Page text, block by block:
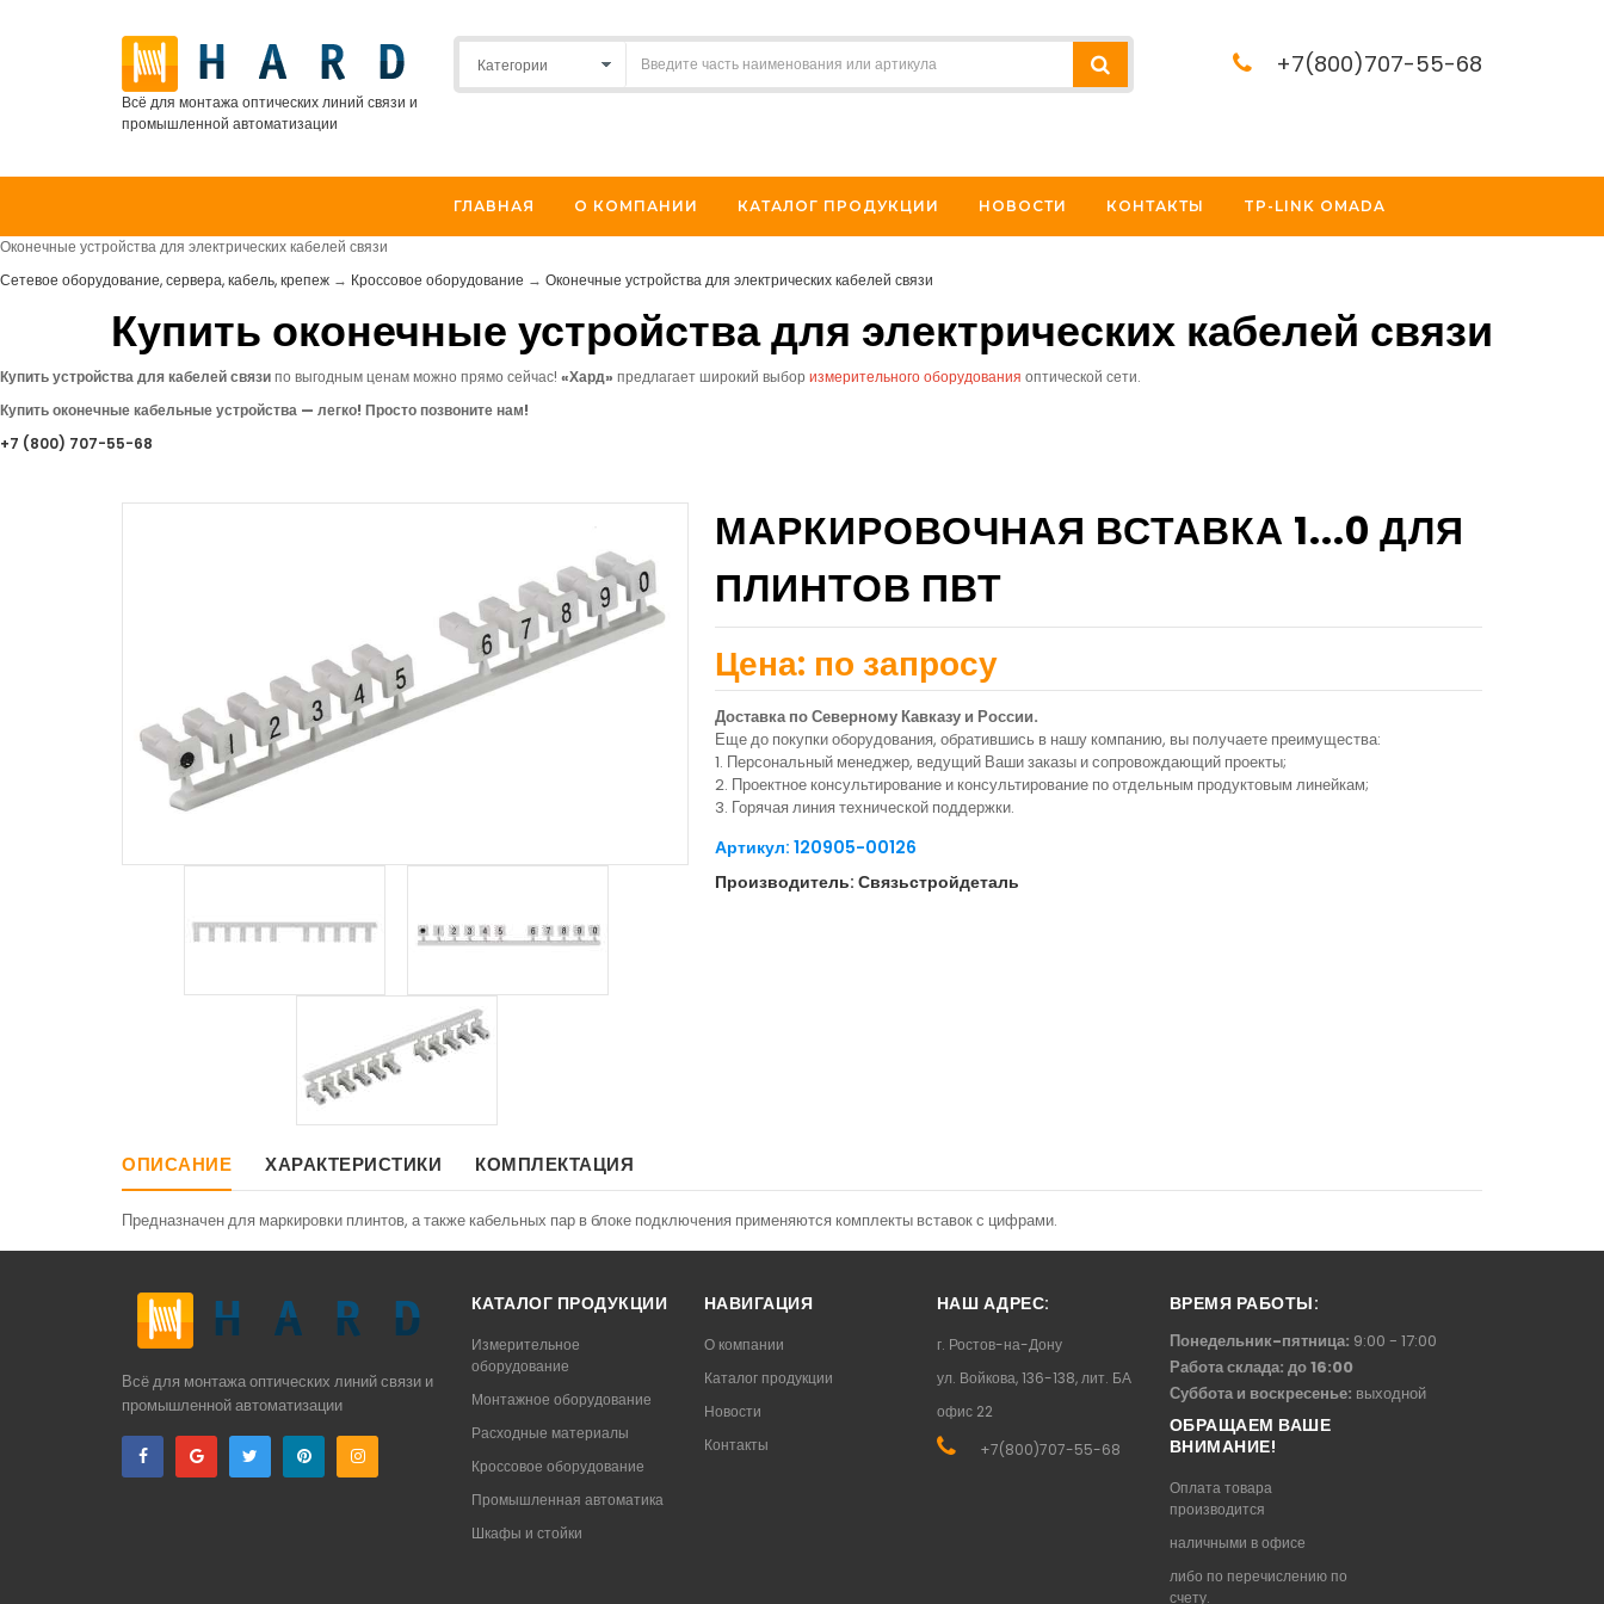
Всё для монтажа оптических линий связи и
промышленной автоматизации
+7(800)707-55-68
ГЛАВНАЯ О КОМПАНИИ КАТАЛОГ ПРОДУКЦИИ НОВОСТИ КОНТАКТЫ TP-LINK OMADA
Оконечные устройства для электрических кабелей связи
Сетевое оборудование, сервера, кабель, крепеж → Кроссовое оборудование → Оконечные устройства для электрических кабелей связи
Купить оконечные устройства для электрических кабелей связи
Купить устройства для кабелей связипо выгодным ценам можно прямо сейчас! «Хард» предлагаетширокий выбор измерительного оборудования оптической сети.
Купить оконечные кабельные устройства — легко! Просто позвоните нам!
+7 (800) 707-55-68
МАРКИРОВОЧНАЯ ВСТАВКА 1...0 ДЛЯ
ПЛИНТОВ ПВТ
Цена: по запросу
Доставка по Северному Кавказу и России.
Еще до покупки оборудования, обратившись в нашу компанию, вы получаете преимущества:
1. Персональный менеджер, ведущий Ваши заказы и сопровождающий проекты;
2. Проектное консультирование и консультирование по отдельным продуктовым линейкам;
3. Горячая линия технической поддержки.
Артикул: 120905-00126
Производитель: Связьстройдеталь
ОПИСАНИЕ ХАРАКТЕРИСТИКИ КОМПЛЕКТАЦИЯ
Предназначен для маркировки плинтов, а также кабельных пар в блоке подключения применяются комплекты вставок с цифрами.
Всё для монтажа оптических линий связи и
промышленной автоматизации
КАТАЛОГ ПРОДУКЦИИ
Измерительное
оборудование
Монтажное оборудование
Расходные материалы
Кроссовое оборудование
Промышленная автоматика
Шкафы и стойки
НАВИГАЦИЯ
О компании
Каталог продукции
Новости
Контакты
НАШ АДРЕС:
г. Ростов-на-Дону
ул. Войкова, 136-138, лит. БА
офис 22
+7(800)707-55-68
ВРЕМЯ РАБОТЫ:
Понедельник-пятница: 9:00 - 17:00
Работа склада: до 16:00
Суббота и воскресенье: выходной
ОБРАЩАЕМ ВАШЕ
ВНИМАНИЕ!
Оплата товара
производится
наличными в офисе
либо по перечислению по
счету.